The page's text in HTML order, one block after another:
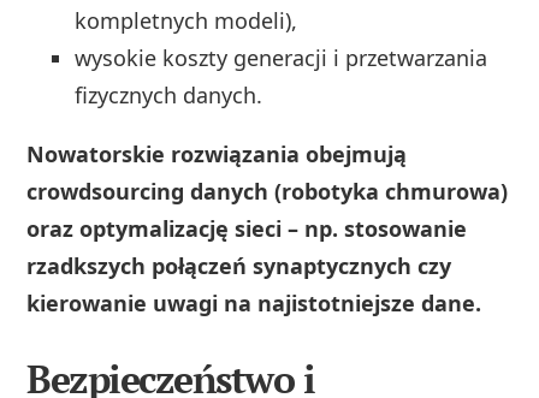
kompletnych modeli),
wysokie koszty generacji i przetwarzania
fizycznych danych.
Nowatorskie rozwiązania obejmują
crowdsourcing danych (robotyka chmurowa)
oraz optymalizację sieci – np. stosowanie
rzadkszych połączeń synaptycznych czy
kierowanie uwagi na najistotniejsze dane.
Bezpieczeństwo i